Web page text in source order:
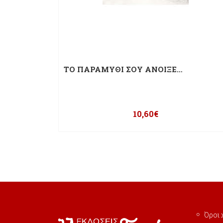
ΤΟ ΠΑΡΑΜΥΘΙ ΣΟΥ ΑΝΟΙΞΕ…
10,60€
Όροι